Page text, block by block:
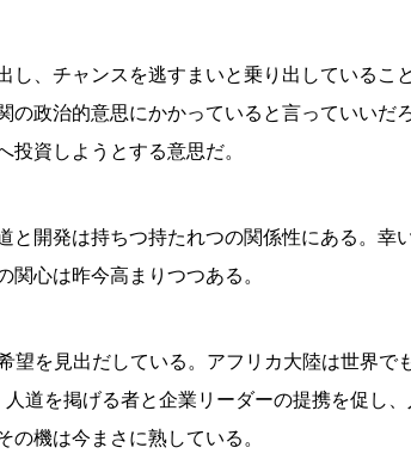
、チャンスを逃すまいと乗り出しているこ
政治的意思にかかっていると言っていいだ
資しようとする意思だ。
開発は持ちつ持たれつの関係性にある。幸
心は昨今高まりつつある。
を見出だしている。アフリカ大陸は世界で
道を掲げる者と企業リーダーの提携を促し
の機は今まさに熟している。